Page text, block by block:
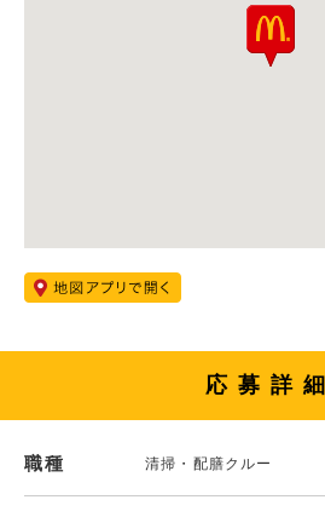
応募詳細
職種 清掃・配膳クルー